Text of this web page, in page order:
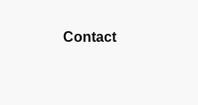
Contact